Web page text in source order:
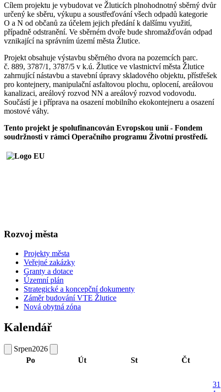
Cílem projektu je vybudovat ve Žluticích plnohodnotný sběrný dvůr
určený ke sběru, výkupu a soustřeďování všech odpadů kategorie
O a N od občanů za účelem jejich předání k dalšímu využití,
případně odstranění. Ve sběrném dvoře bude shromažďován odpad
vznikající na správním území města Žlutice.
Projekt obsahuje výstavbu sběrného dvora na pozemcích parc.
č. 889, 3787/1, 3787/5 v k.ú. Žlutice ve vlastnictví města Žlutice
zahrnující nástavbu a stavební úpravy skladového objektu, přístřešek
pro kontejnery, manipulační asfaltovou plochu, oplocení, areálovou
kanalizaci, areálový rozvod NN a areálový rozvod vodovodu.
Součástí je i příprava na osazení mobilního ekokontejneru a osazení
mostové váhy.
Tento projekt je spolufinancován Evropskou unií - Fondem
soudržnosti v rámci Operačního programu Životní prostředí.
Rozvoj města
Projekty města
Veřejné zakázky
Granty a dotace
Územní plán
Strategické a koncepční dokumenty
Záměr budování VTE Žlutice
Nová obytná zóna
Kalendář
Srpen2026
Po
Út St Čt
31